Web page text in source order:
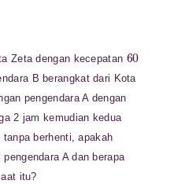
Zeta dengan kecepatan
60
B berangkat dari Kota
pengendara A dengan
2 jam kemudian kedua
berhenti, apakah
A dan berapa
itu?